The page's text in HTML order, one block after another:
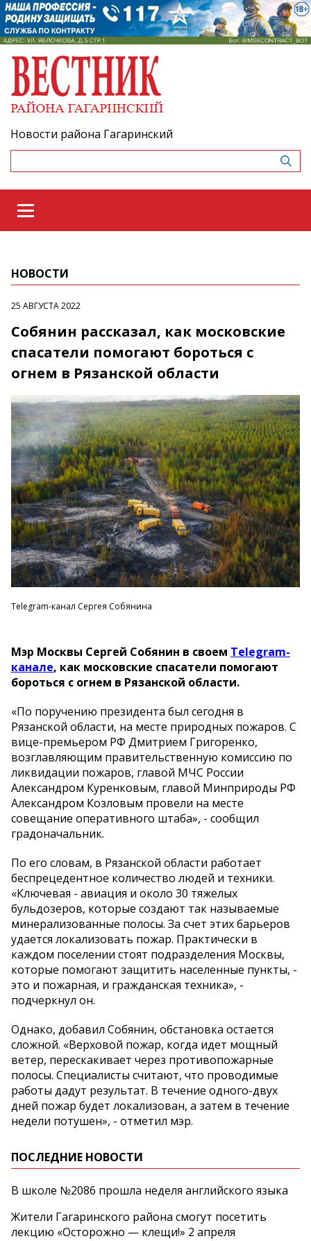
Новости района Гагаринский
НОВОСТИ
25 АВГУСТА 2022
Собянин рассказал, как московские
спасатели помогают бороться с
огнем в Рязанской области
Telegram-канал Сергея Собянина
Мэр Москвы Сергей Собянин в своем Telegram-
канале, как московские спасатели помогают
бороться с огнем в Рязанской области.
«По поручению президента был сегодня в
Рязанской области, на месте природных пожаров. С
вице-премьером РФ Дмитрием Григоренко,
возглавляющим правительственную комиссию по
ликвидации пожаров, главой МЧС России
Александром Куренковым, главой Минприроды РФ
Александром Козловым провели на месте
совещание оперативного штаба», - сообщил
градоначальник.
По его словам, в Рязанской области работает
беспрецедентное количество людей и техники.
«Ключевая - авиация и около 30 тяжелых
бульдозеров, которые создают так называемые
минерализованные полосы. За счет этих барьеров
удается локализовать пожар. Практически в
каждом поселении стоят подразделения Москвы,
которые помогают защитить населенные пункты, -
это и пожарная, и гражданская техника», -
подчеркнул он.
Однако, добавил Собянин, обстановка остается
сложной. «Верховой пожар, когда идет мощный
ветер, перескакивает через противопожарные
полосы. Специалисты считают, что проводимые
работы дадут результат. В течение одного-двух
дней пожар будет локализован, а затем в течение
недели потушен», - отметил мэр.
ПОСЛЕДНИЕ НОВОСТИ
В школе №2086 прошла неделя английского языка
Жители Гагаринского района смогут посетить
лекцию «Осторожно — клещи!» 2 апреля